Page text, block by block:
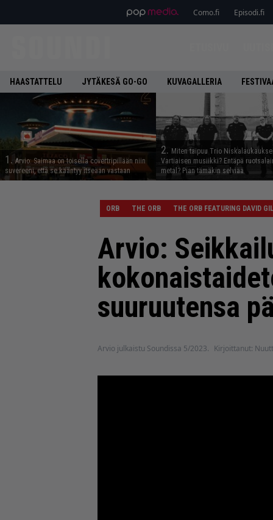
Como.fi Episodi.fi
HAASTATTELU JYTÄKESÄ GO-GO KUVAGALLERIA
1. Arvio: Saimaa on toisella covertripillään niin
suvereeni, että se kääntyy itseään vastaan
2. Miten taipuu Trio
Vartiaisen musiikki? Entäpä
metal? Pian tämäkin selviää
ORB THE ORB THE ORB FEATURING DAVID
Arvio:
suuruutensa
Arvio julkaistu Soundissa 5/2023. Kirjoittanut: